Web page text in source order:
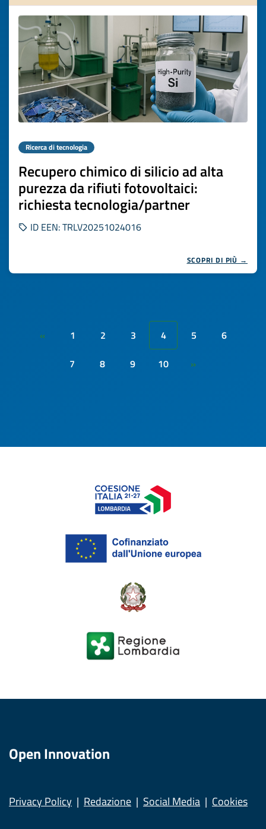
Ricerca di tecnologia
Recupero chimico di silicio ad alta
purezza da rifiuti fotovoltaici:
richiesta tecnologia/partner
ID EEN: TRLV20251024016
SCOPRI DI PIÙ →
« 1 2 3 4 5
6
7
8 9 10 »
Open Innovation
Privacy Policy Redazione Social Media Cookies